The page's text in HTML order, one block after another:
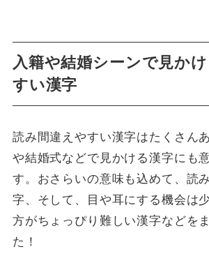
入籍や結婚シーンで見か
すい漢字
読み間違えやすい漢字はたくさん
や結婚式などで見かける漢字にも
す。おさらいの意味も込めて、読
字、そして、目や耳にする機会は
方がちょっぴり難しい漢字などを
た！